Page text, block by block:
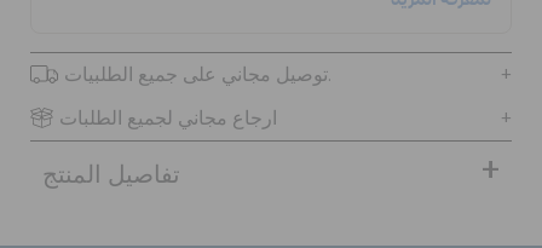
توصيل مجاني على جميع الطلبيات.
ارجاع مجاني لجميع الطلبات
تفاصيل المنتج